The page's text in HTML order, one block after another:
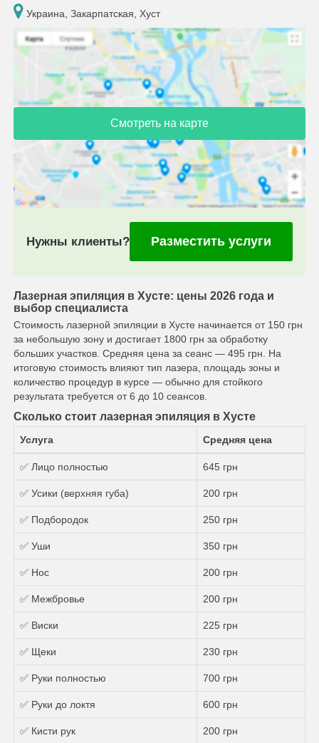
Украина, Закарпатская, Хуст
Смотреть на карте
Нужны клиенты? Разместить услуги
Лазерная эпиляция в Хусте: цены 2026 года и
выбор специалиста
Стоимость лазерной эпиляции в Хусте начинается от 150 грн
за небольшую зону и достигает 1800 грн за обработку
больших участков. Средняя цена за сеанс — 495 грн. На
итоговую стоимость влияют тип лазера, площадь зоны и
количество процедур в курсе — обычно для стойкого
результата требуется от 6 до 10 сеансов.
Сколько стоит лазерная эпиляция в Хусте
Услуга Средняя цена
✅ Лицо полностью 645 грн
✅ Усики (верхняя губа) 200 грн
✅ Подбородок 250 грн
✅ Уши 350 грн
✅ Нос 200 грн
✅ Межбровье 200 грн
✅ Виски 225 грн
✅ Щеки 230 грн
✅ Руки полностью 700 грн
✅ Руки до локтя 600 грн
✅ Кисти рук 200 грн